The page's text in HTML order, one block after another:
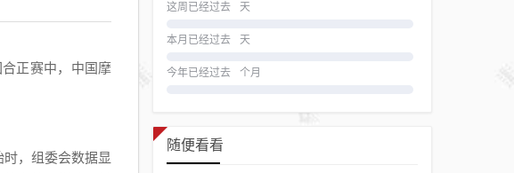
正赛中，中国摩
，组委会数据显
这周已经过去 天
本月已经过去 天
今年已经过去 个月
随便看看